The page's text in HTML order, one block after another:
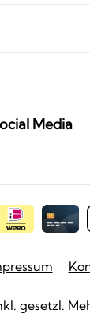
Media
gesetzl.